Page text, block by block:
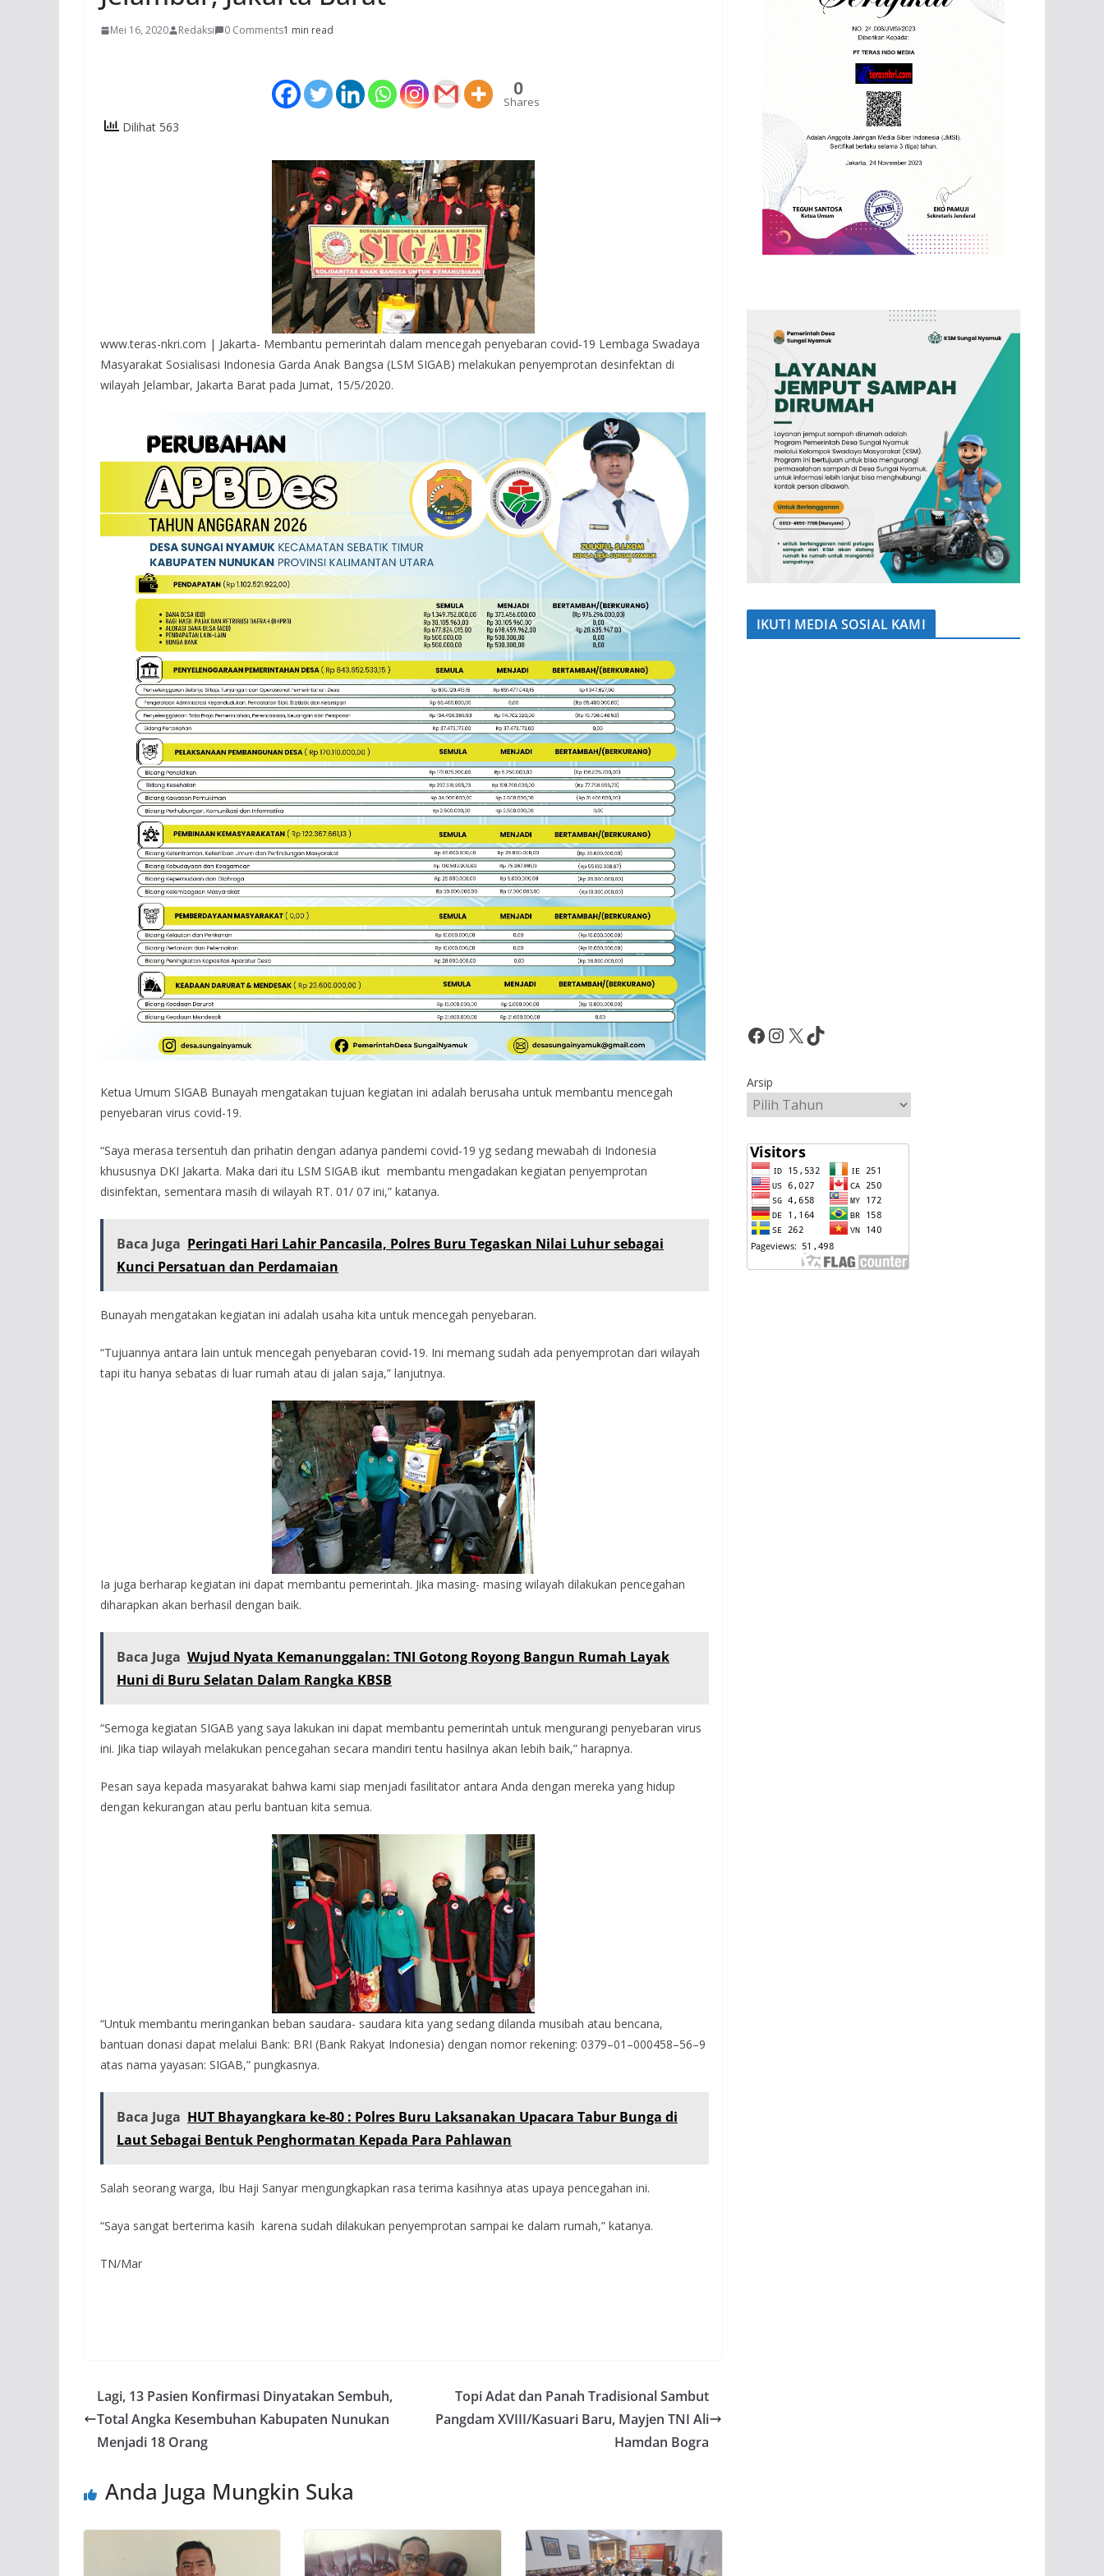
Mei 16, 2020 Redaksi 0 Comments1 min read
0
Shares
Dilihat 563
www.teras-nkri.com | Jakarta- Membantu pemerintah dalam mencegah penyebaran covid-19 Lembaga Swadaya
Masyarakat Sosialisasi Indonesia Garda Anak Bangsa (LSM SIGAB) melakukan penyemprotan desinfektan di
wilayah Jelambar, Jakarta Barat pada Jumat, 15/5/2020.
Ketua Umum SIGAB Bunayah mengatakan tujuan kegiatan ini adalah berusaha untuk membantu mencegah
penyebaran virus covid-19.
“Saya merasa tersentuh dan prihatin dengan adanya pandemi covid-19 yg sedang mewabah di Indonesia
khususnya DKI Jakarta. Maka dari itu LSM SIGAB ikut membantu mengadakan kegiatan penyemprotan
disinfektan, sementara masih di wilayah RT. 01/ 07 ini,” katanya.
Baca Juga Peringati Hari Lahir Pancasila, Polres Buru Tegaskan Nilai Luhur sebagai
Kunci Persatuan dan Perdamaian
Bunayah mengatakan kegiatan ini adalah usaha kita untuk mencegah penyebaran.
“Tujuannya antara lain untuk mencegah penyebaran covid-19. Ini memang sudah ada penyemprotan dari wilayah
tapi itu hanya sebatas di luar rumah atau di jalan saja,” lanjutnya.
Ia juga berharap kegiatan ini dapat membantu pemerintah. Jika masing- masing wilayah dilakukan pencegahan
diharapkan akan berhasil dengan baik.
Baca Juga Wujud Nyata Kemanunggalan: TNI Gotong Royong Bangun Rumah Layak
Huni di Buru Selatan Dalam Rangka KBSB
“Semoga kegiatan SIGAB yang saya lakukan ini dapat membantu pemerintah untuk mengurangi penyebaran virus
ini. Jika tiap wilayah melakukan pencegahan secara mandiri tentu hasilnya akan lebih baik,” harapnya.
Pesan saya kepada masyarakat bahwa kami siap menjadi fasilitator antara Anda dengan mereka yang hidup
dengan kekurangan atau perlu bantuan kita semua.
“Untuk membantu meringankan beban saudara- saudara kita yang sedang dilanda musibah atau bencana,
bantuan donasi dapat melalui Bank: BRI (Bank Rakyat Indonesia) dengan nomor rekening: 0379–01–000458–56–9
atas nama yayasan: SIGAB,” pungkasnya.
Baca Juga HUT Bhayangkara ke-80 : Polres Buru Laksanakan Upacara Tabur Bunga di
Laut Sebagai Bentuk Penghormatan Kepada Para Pahlawan
Salah seorang warga, Ibu Haji Sanyar mengungkapkan rasa terima kasihnya atas upaya pencegahan ini.
“Saya sangat berterima kasih karena sudah dilakukan penyemprotan sampai ke dalam rumah,” katanya.
TN/Mar
Lagi, 13 Pasien Konfirmasi Dinyatakan Sembuh,
Total Angka Kesembuhan Kabupaten Nunukan
Menjadi 18 Orang
Topi Adat dan Panah Tradisional Sambut
Pangdam XVIII/Kasuari Baru, Mayjen TNI Ali
Hamdan Bogra
Anda Juga Mungkin Suka
IKUTI MEDIA SOSIAL KAMI
Facebook InstagramX TikTok
Arsip